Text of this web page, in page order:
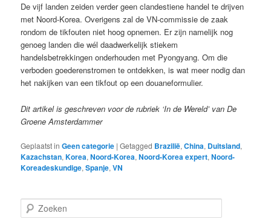
De vijf landen zeiden verder geen clandestiene handel te drijven
met Noord-Korea. Overigens zal de VN-commissie de zaak
rondom de tikfouten niet hoog opnemen. Er zijn namelijk nog
genoeg landen die wél daadwerkelijk stiekem
handelsbetrekkingen onderhouden met Pyongyang. Om die
verboden goederenstromen te ontdekken, is wat meer nodig dan
het nakijken van een tikfout op een douaneformulier.
Dit artikel is geschreven voor de rubriek ‘In de Wereld’ van De
Groene Amsterdammer
Geplaatst in Geen categorie |Getagged Brazilië,China, Duitsland,
Kazachstan,Korea,Noord-Korea,Noord-Korea expert,Noord-
Koreadeskundige,Spanje,VN
o